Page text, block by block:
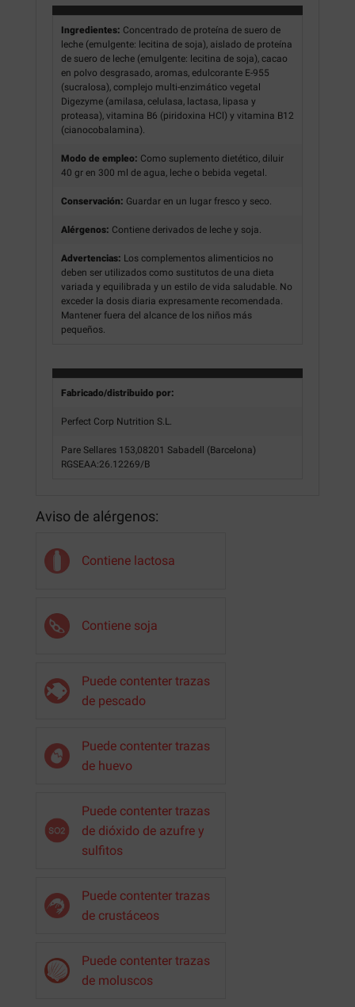
Ingredientes: Concentrado de proteína de suero de
leche (emulgente: lecitina de soja), aislado de proteína
de suero de leche (emulgente: lecitina de soja), cacao
en polvo desgrasado, aromas, edulcorante E-955
(sucralosa), complejo multi-enzimático vegetal
Digezyme (amilasa, celulasa, lactasa, lipasa y
proteasa), vitamina B6 (piridoxina HCl) y vitamina B12
(cianocobalamina).
Modo de empleo: Como suplemento dietético, diluir
40 gr en 300 ml de agua, leche o bebida vegetal.
Conservación: Guardar en un lugar fresco y seco.
Alérgenos: Contiene derivados de leche y soja.
Advertencias: Los complementos alimenticios no
deben ser utilizados como sustitutos de una dieta
variada y equilibrada y un estilo de vida saludable. No
exceder la dosis diaria expresamente recomendada.
Mantener fuera del alcance de los niños más
pequeños.
Fabricado/distribuido por:
Perfect Corp Nutrition S.L.
Pare Sellares 153,08201 Sabadell (Barcelona)
RGSEAA:26.12269/B
Aviso de alérgenos:
Contiene lactosa
Contiene soja
Puede contenter trazas
de pescado
Puede contenter trazas
de huevo
Puede contenter trazas
de dióxido de azufre y
sulfitos
Puede contenter trazas
de crustáceos
Puede contenter trazas
de moluscos